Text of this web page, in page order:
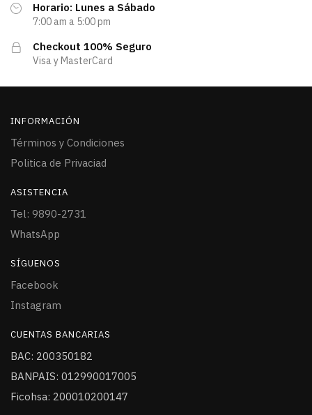
Horario: Lunes a Sábado
7:00 am a 5:00 pm
Checkout 100% Seguro
Visa y MasterCard
INFORMACIÓN
Términos y Condiciones
Politica de Privaciad
ASISTENCIA
Tel: 9890-2731
WhatsApp
SÍGUENOS
Facebook
Instagram
CUENTAS BANCARIAS
BAC: 200350182
BANPAIS: 012990017005
Ficohsa: 200010200147